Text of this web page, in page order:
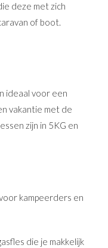
deze met zich
of boot.
ideaal voor een
vakantie met de
zijn in 5KG en
kampeerders en
die je makkelijk